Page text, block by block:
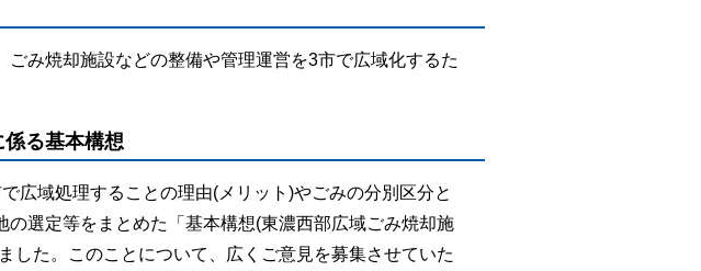
み焼却施設などの整備や管理運営を3市で広域化するた
る基本構想
広域処理することの理由(メリット)やごみの分別区分と
の選定等をまとめた「基本構想(東濃西部広域ごみ焼却施
した。このことについて、広くご意見を募集させていた